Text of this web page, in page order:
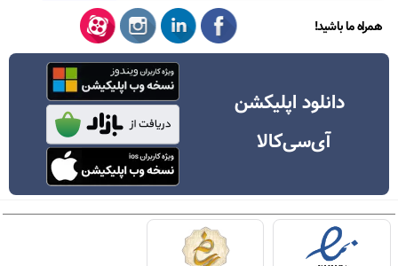
همراه ما باشید!
دانلود اپلیکشن
آی‌سی‌کالا